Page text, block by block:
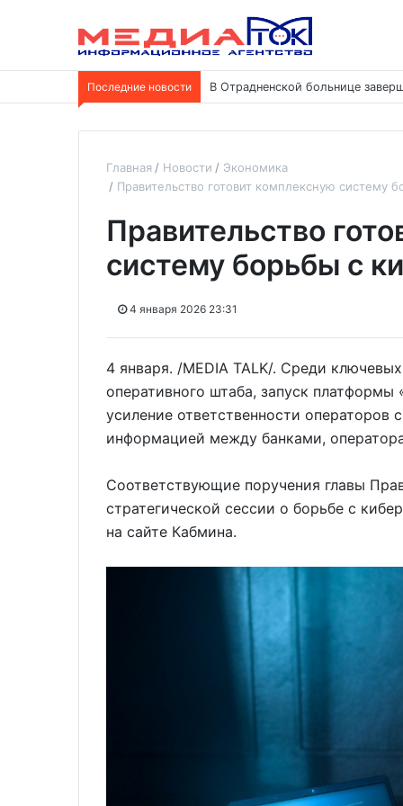
Последние новости В Отрадненской больнице
Главная Новости
Экономика
Правительство готовит комплексную систему
Правительство
систему борьбы с
4 января 2026 23:31
4 января. /MEDIA TALK/. Среди
оперативного штаба, запуск
усиление ответственности операторов
информацией между банками,
Соответствующие поручения главы
стратегической сессии о борьбе с
на сайте Кабмина.